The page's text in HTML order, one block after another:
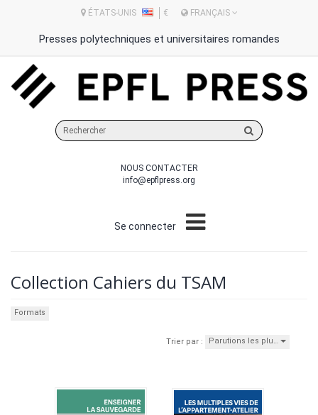
ÉTATS-UNIS € FRANÇAIS
Presses polytechniques et universitaires romandes
sur
site
NOUS CONTACTER
info@epflpress.org
Se connecter
Collection Cahiers du TSAM
Formats
Trier par : Parutions les plu…